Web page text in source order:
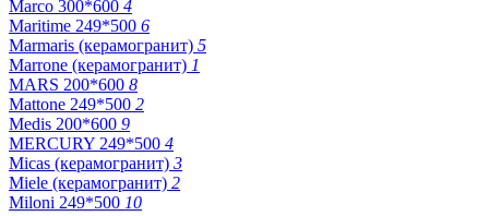
Marco 300*600 4
Maritime 249*500 6
Marmaris (керамогранит) 5
Marrone (керамогранит) 1
MARS 200*600 8
Mattone 249*500 2
Medis 200*600 9
MERCURY 249*500 4
Micas (керамогранит) 3
Miele (керамогранит) 2
Miloni 249*500 10